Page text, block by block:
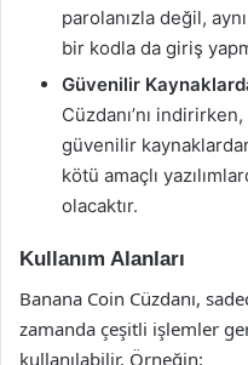
parolanızla değil,
bir kodla da giriş
Güvenilir
Cüzdanı’nı
güvenilir
kötü amaçlı
olacaktır.
Kullanım Alanları
Banana Coin Cüzdanı,
zamanda çeşitli işlemler
kullanılabilir. Örneğin: